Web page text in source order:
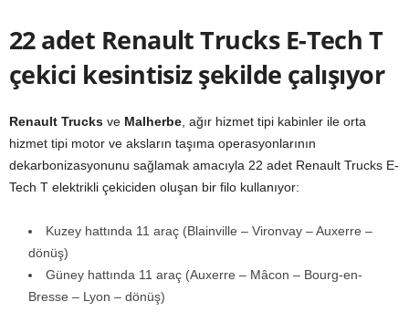
22 adet Renault Trucks E-Tech T
çekici kesintisiz şekilde çalışıyor
Renault Trucks ve Malherbe , ağır hizmet tipi kabinler ile orta
hizmet tipi motor ve aksların taşıma operasyonlarının
dekarbonizasyonunu sağlamak amacıyla 22 adet Renault Trucks E-
Tech T elektrikli çekiciden oluşan bir filo kullanıyor:
Kuzey hattında 11 araç (Blainville – Vironvay – Auxerre –
dönüş)
Güney hattında 11 araç (Auxerre – Mâcon – Bourg-en-
Bresse – Lyon – dönüş)